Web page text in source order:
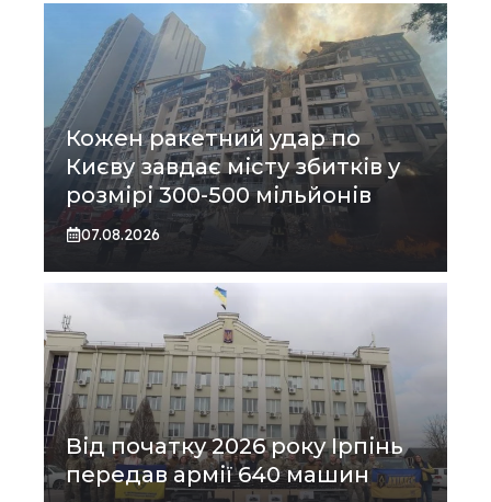
Кожен ракетний удар по
Києву завдає місту збитків у
розмірі 300-500 мільйонів
07.08.2026
Від початку 2026 року Ірпінь
передав армії 640 машин